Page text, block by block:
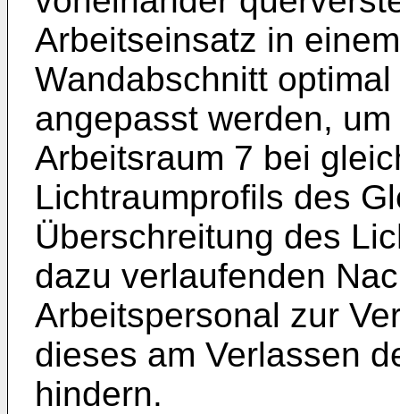
Arbeitseinsatz in
Wandabschnitt
angepasst werden,
Arbeitsraum 7 bei
Lichtraumprofils des
Überschreitung des
dazu verlaufenden
Arbeitspersonal zur
dieses am Verlassen
hindern.